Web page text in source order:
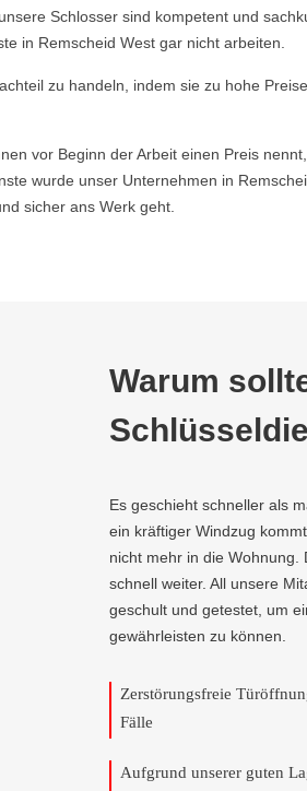
Schlosser sind kompetent und
in Remscheid West gar nicht arbeiten.
zu handeln, indem sie zu hohe
vor Beginn der Arbeit einen Preis
wurde unser Unternehmen in
sicher ans Werk geht.
Warum
Es geschieht schneller als
ein kräftiger Windzug
nicht mehr in die Wohnung.
schnell weiter. All unsere
geschult und getestet, um
gewährleisten zu können.
Zerstörungsfreie
Fälle
Aufgrund unserer guten